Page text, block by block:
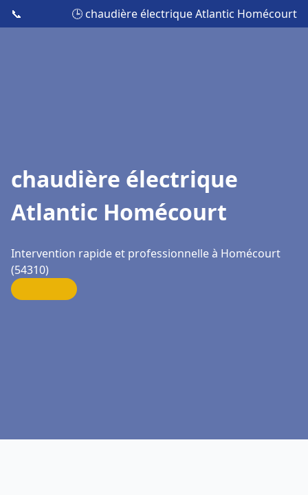
📞 🕒 chaudière électrique Atlantic Homécourt
chaudière électrique
Atlantic Homécourt
Intervention rapide et professionnelle à Homécourt
(54310)